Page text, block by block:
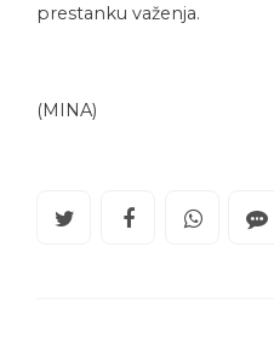
prestanku važenja.
(MINA)